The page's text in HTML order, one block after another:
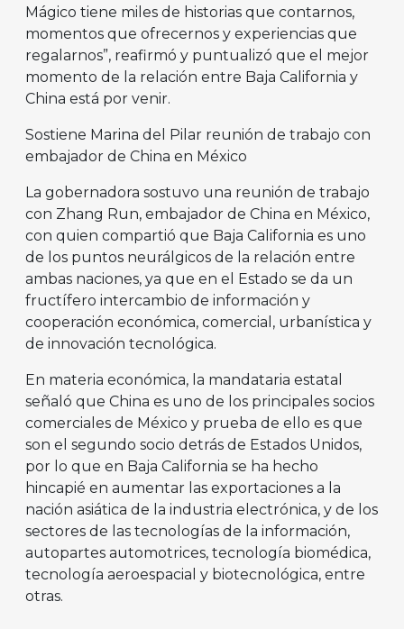
Mágico tiene miles de historias que contarnos,
momentos que ofrecernos y experiencias que
regalarnos”, reafirmó y puntualizó que el mejor
momento de la relación entre Baja California y
China está por venir.
Sostiene Marina del Pilar reunión de trabajo con
embajador de China en México
La gobernadora sostuvo una reunión de trabajo
con Zhang Run, embajador de China en México,
con quien compartió que Baja California es uno
de los puntos neurálgicos de la relación entre
ambas naciones, ya que en el Estado se da un
fructífero intercambio de información y
cooperación económica, comercial, urbanística y
de innovación tecnológica.
En materia económica, la mandataria estatal
señaló que China es uno de los principales socios
comerciales de México y prueba de ello es que
son el segundo socio detrás de Estados Unidos,
por lo que en Baja California se ha hecho
hincapié en aumentar las exportaciones a la
nación asiática de la industria electrónica, y de los
sectores de las tecnologías de la información,
autopartes automotrices, tecnología biomédica,
tecnología aeroespacial y biotecnológica, entre
otras.